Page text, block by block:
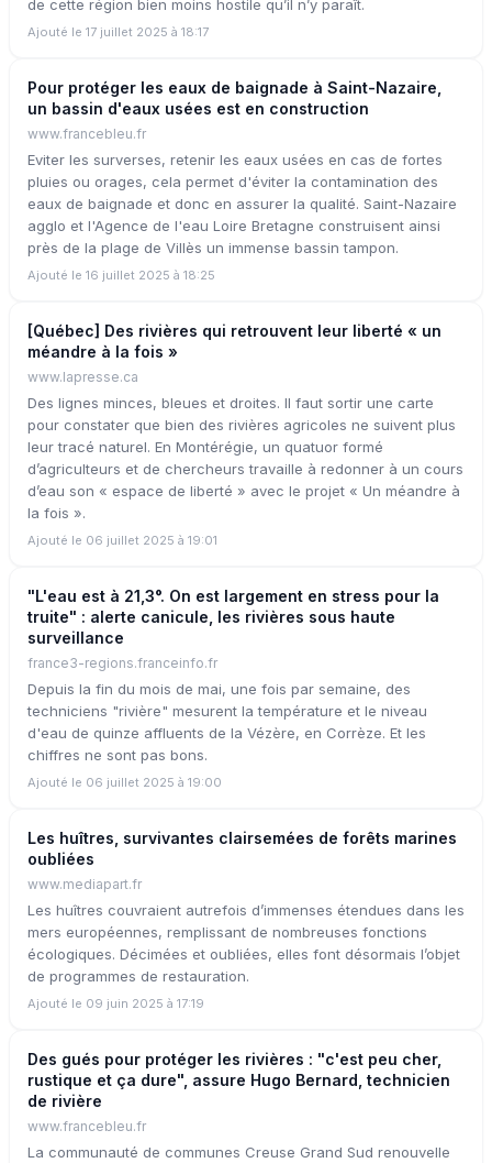
de cette région bien moins hostile qu’il n’y paraît.
Ajouté le 17 juillet 2025 à 18:17
Pour protéger les eaux de baignade à Saint-Nazaire,
un bassin d'eaux usées est en construction
www.francebleu.fr
Eviter les surverses, retenir les eaux usées en cas de fortes
pluies ou orages, cela permet d'éviter la contamination des
eaux de baignade et donc en assurer la qualité. Saint-Nazaire
agglo et l'Agence de l'eau Loire Bretagne construisent ainsi
près de la plage de Villès un immense bassin tampon.
Ajouté le 16 juillet 2025 à 18:25
[Québec] Des rivières qui retrouvent leur liberté « un
méandre à la fois »
www.lapresse.ca
Des lignes minces, bleues et droites. Il faut sortir une carte
pour constater que bien des rivières agricoles ne suivent plus
leur tracé naturel. En Montérégie, un quatuor formé
d’agriculteurs et de chercheurs travaille à redonner à un cours
d’eau son « espace de liberté » avec le projet « Un méandre à
la fois ».
Ajouté le 06 juillet 2025 à 19:01
"L'eau est à 21,3°. On est largement en stress pour la
truite" : alerte canicule, les rivières sous haute
surveillance
france3-regions.franceinfo.fr
Depuis la fin du mois de mai, une fois par semaine, des
techniciens "rivière" mesurent la température et le niveau
d'eau de quinze affluents de la Vézère, en Corrèze. Et les
chiffres ne sont pas bons.
Ajouté le 06 juillet 2025 à 19:00
Les huîtres, survivantes clairsemées de forêts marines
oubliées
www.mediapart.fr
Les huîtres couvraient autrefois d’immenses étendues dans les
mers européennes, remplissant de nombreuses fonctions
écologiques. Décimées et oubliées, elles font désormais l’objet
de programmes de restauration.
Ajouté le 09 juin 2025 à 17:19
Des gués pour protéger les rivières : "c'est peu cher,
rustique et ça dure", assure Hugo Bernard, technicien
de rivière
www.francebleu.fr
La communauté de communes Creuse Grand Sud renouvelle